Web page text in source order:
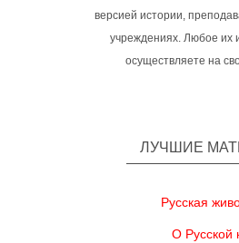
версией истории,
учреждениях. Любое их
осуществляете на
ЛУЧШИЕ
Русская
О Русской